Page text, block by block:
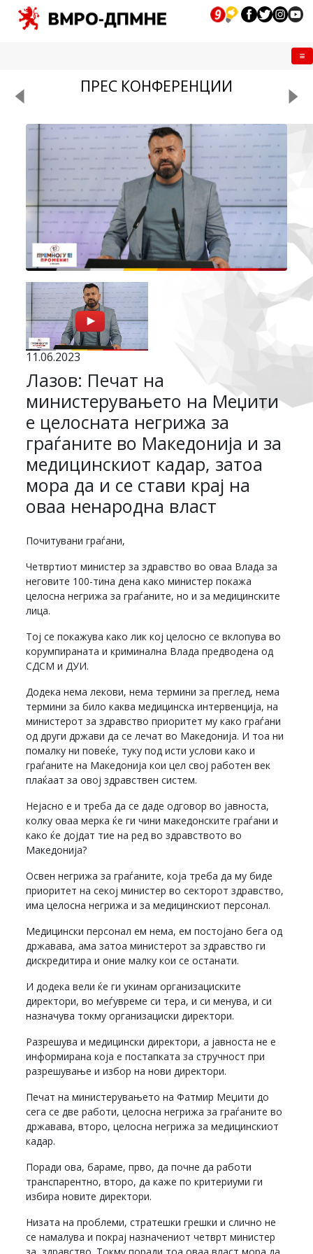
ПРЕС КОНФЕРЕНЦИИ
11.06.2023
Лазов: Печат на
министерувањето на Меџити
е целосната негрижа за
граѓаните во Македонија и за
медицинскиот кадар, затоа
мора да и се стави крај на
оваа ненародна власт
Почитувани граѓани,
Четвртиот министер за здравство во оваа Влада за
неговите 100-тина дена како министер покажа
целосна негрижа за граѓаните, но и за медицинските
лица.
Тој се покажува како лик кој целосно се вклопува во
корумпираната и криминална Влада предводена од
СДСМ и ДУИ.
Додека нема лекови, нема термини за преглед, нема
термини за било каква медицинска интервенција, на
министерот за здравство приоритет му како граѓани
од други држави да се лечат во Македонија. И тоа ни
помалку ни повеќе, туку под исти услови како и
граѓаните на Македонија кои цел свој работен век
плаќаат за овој здравствен систем.
Нејасно е и треба да се даде одговор во јавноста,
колку оваа мерка ќе ги чини македонските граѓани и
како ќе дојдат тие на ред во здравството во
Македонија?
Освен негрижа за граѓаните, која треба да му биде
приоритет на секој министер во секторот здравство,
има целосна негрижа и за медицинскиот персонал.
Медицински персонал ем нема, ем постојано бега од
државава, ама затоа министерот за здравство ги
дискредитира и оние малку кои се останати.
И додека вели ќе ги укинам организациските
директори, во меѓувреме си тера, и си менува, и си
назначува токму организациски директори.
Разрешува и медицински директори, а јавноста не е
информирана која е постапката за стручност при
разрешување и избор на нови директори.
Печат на министерувањето на Фатмир Меџити до
сега се две работи, целосна негрижа за граѓаните во
државава, второ, целосна негрижа за медицинскиот
кадар.
Поради ова, бараме, прво, да почне да работи
транспарентно, второ, да каже по критериуми ги
избира новите директори.
Низата на проблеми, стратешки грешки и слично не
се намалува и покрај назначениот четврт министер